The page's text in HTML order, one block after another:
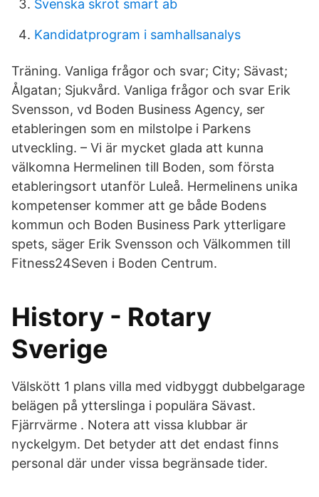
Svenska skrot smart ab
Kandidatprogram i samhallsanalys
Träning. Vanliga frågor och svar; City; Sävast;
Ålgatan; Sjukvård. Vanliga frågor och svar Erik
Svensson, vd Boden Business Agency, ser
etableringen som en milstolpe i Parkens
utveckling. – Vi är mycket glada att kunna
välkomna Hermelinen till Boden, som första
etableringsort utanför Luleå. Hermelinens unika
kompetenser kommer att ge både Bodens
kommun och Boden Business Park ytterligare
spets, säger Erik Svensson och Välkommen till
Fitness24Seven i Boden Centrum.
History - Rotary
Sverige
Välskött 1 plans villa med vidbyggt dubbelgarage
belägen på ytterslinga i populära Sävast.
Fjärrvärme . Notera att vissa klubbar är
nyckelgym. Det betyder att det endast finns
personal där under vissa begränsade tider.